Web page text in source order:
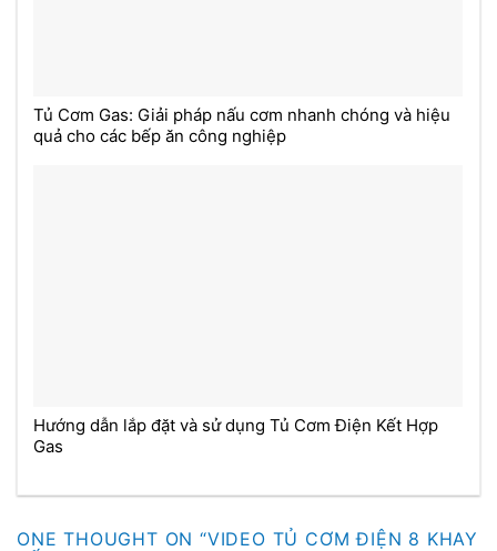
Tủ Cơm Gas: Giải pháp nấu cơm nhanh chóng và hiệu
quả cho các bếp ăn công nghiệp
Hướng dẫn lắp đặt và sử dụng Tủ Cơm Điện Kết Hợp
Gas
ONE THOUGHT ON “VIDEO TỦ CƠM ĐIỆN 8 KHAY